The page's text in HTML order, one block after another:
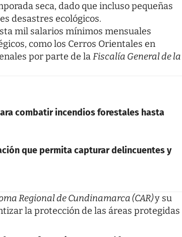
seca, dado que incluso pequeñas
desastres ecológicos.
mil salarios mínimos mensuales
como los Cerros Orientales en
por parte de laFiscalía General de la
combatir incendios forestales hasta
que permita capturar delincuentes y
Regional de Cundinamarca (CAR)y su
la protección de las áreas protegidas